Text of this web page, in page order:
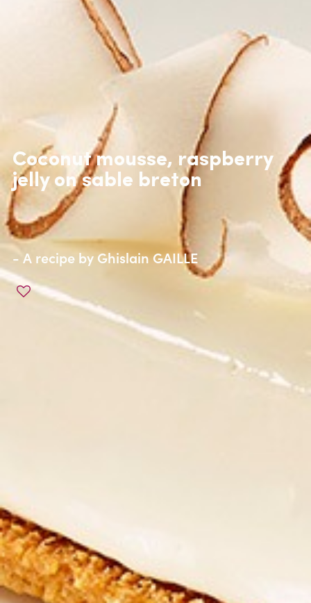
Coconut mousse, raspberry
jelly on sable breton
- A recipe byGhislain GAILLE